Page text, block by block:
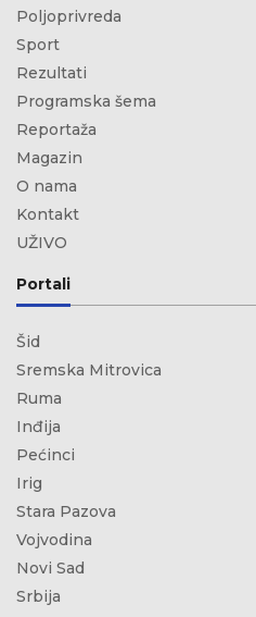
Poljoprivreda
Sport
Rezultati
Programska šema
Reportaža
Magazin
O nama
Kontakt
UŽIVO
Portali
Šid
Sremska Mitrovica
Ruma
Inđija
Pećinci
Irig
Stara Pazova
Vojvodina
Novi Sad
Srbija